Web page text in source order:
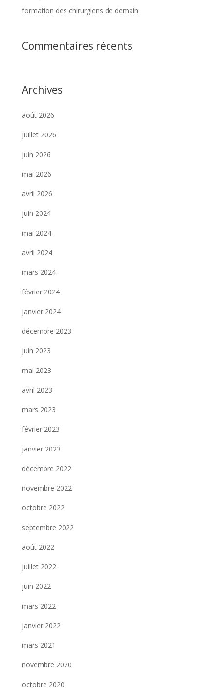
formation des chirurgiens de demain
Commentaires récents
Archives
août 2026
juillet 2026
juin 2026
mai 2026
avril 2026
juin 2024
mai 2024
avril 2024
mars 2024
février 2024
janvier 2024
décembre 2023
juin 2023
mai 2023
avril 2023
mars 2023
février 2023
janvier 2023
décembre 2022
novembre 2022
octobre 2022
septembre 2022
août 2022
juillet 2022
juin 2022
mars 2022
janvier 2022
mars 2021
novembre 2020
octobre 2020